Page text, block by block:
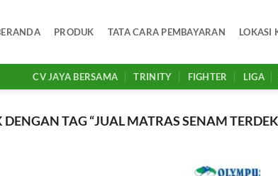
PRODUK TATA CARA PEMBAYARAN LOKASI
CV JAYA BERSAMA TRINITY FIGHTER LIGA
DENGAN TAG “JUAL MATRAS SENAM